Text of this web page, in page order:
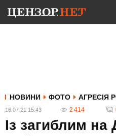
НОВИНИ ФОТО АГРЕСІЯ
16.07.21 15:43 2 414
Із загиблим на